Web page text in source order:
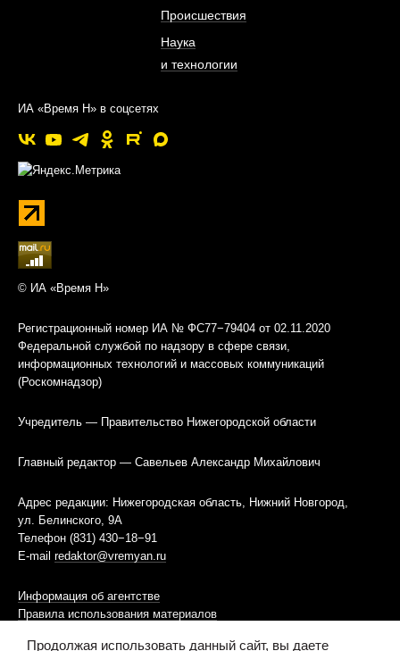
Происшествия
Наука
и технологии
ИА «Время Н» в соцсетях
© ИА «Время Н»
Регистрационный номер ИА № ФС77−79404 от 02.11.2020
Федеральной службой по надзору в сфере связи,
информационных технологий и массовых коммуникаций
(Роскомнадзор)
Учредитель — Правительство Нижегородской области
Главный редактор — Савельев Александр Михайлович
Адрес редакции: Нижегородская область, Нижний Новгород,
ул. Белинского, 9А
Телефон (831) 430−18−91
E-mail redaktor@vremyan.ru
Информация об агентстве
Правила использования материалов
Продолжая использовать данный сайт, вы даете